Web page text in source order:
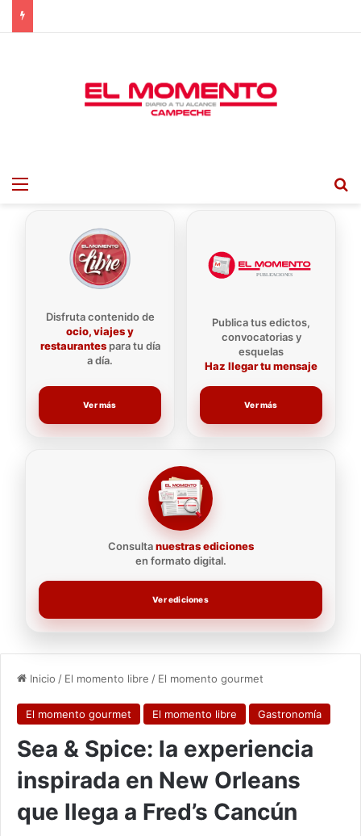
Menu
Disfruta contenido de
ocio, viajes y
restaurantespara tu día
a día.
Ver más
Consultanuestras ediciones
en formato digital.
Ver ediciones
Publica tus edictos,
convocatorias y
esquelas
Haz llegar tu mensaje
Ver más
Inicio / El momento libre / El momento gourmet
El momento gourmet El momento libre Gastronomía
Sea & Spice: la experiencia
inspirada en New Orleans
que llega a Fred’s Cancún